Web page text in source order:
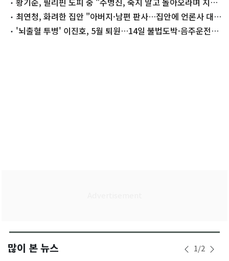
원"최연청, 화려한 집안 "아버지·남편 판사…집안에 언론사 대
표·국회의원도"
'뇌출혈 투병' 이진호, 5월 퇴원…14일 불법도박·음주운전
많이 본 뉴스 1/2